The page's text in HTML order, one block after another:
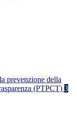
prevenzione della
(PTPCT) 3